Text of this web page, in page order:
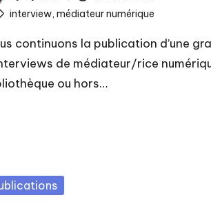
interview, médiateur numérique
continuons la publication d’une
de médiateur/rice
ou hors…